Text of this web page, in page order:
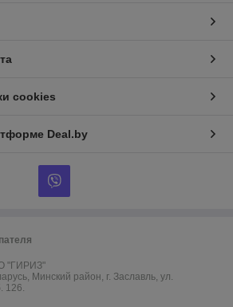
cookies
Deal.by
"ГИРИЗ"
Минский район, г. Заславль, ул.
126.